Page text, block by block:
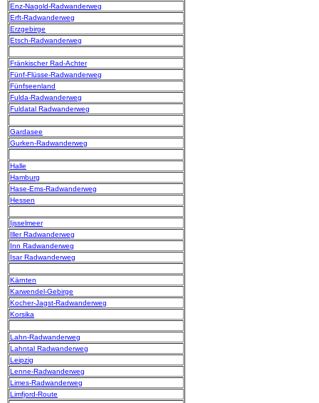
Enz-Nagold-Radwanderweg
Erft-Radwanderweg
Erzgebirge
Etsch-Radwanderweg
Fränkischer Rad-Achter
Fünf-Flüsse-Radwanderweg
Fünfseenland
Fulda-Radwanderweg
Fuldatal Radwanderweg
Gardasee
Gurken-Radwanderweg
Halle
Hamburg
Hase-Ems-Radwanderweg
Hessen
Ijsselmeer
Iller Radwanderweg
Inn Radwanderweg
Isar Radwanderweg
Kärnten
Karwendel-Gebirge
Kocher-Jagst-Radwanderweg
Korsika
Lahn-Radwanderweg
Lahntal Radwanderweg
Leipzig
Lenne-Radwanderweg
Limes-Radwanderweg
Limfjord-Route